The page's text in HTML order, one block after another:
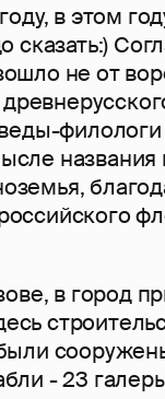
в этом
сказать:)
не от
названия
в город
- 23